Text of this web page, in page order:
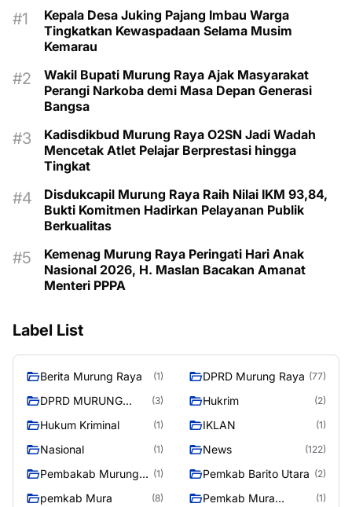
Kepala Desa Juking Pajang Imbau Warga
Tingkatkan Kewaspadaan Selama Musim
Kemarau
Wakil Bupati Murung Raya Ajak Masyarakat
Perangi Narkoba demi Masa Depan Generasi
Bangsa
Kadisdikbud Murung Raya O2SN Jadi Wadah
Mencetak Atlet Pelajar Berprestasi hingga
Tingkat
Disdukcapil Murung Raya Raih Nilai IKM 93,84,
Bukti Komitmen Hadirkan Pelayanan Publik
Berkualitas
Kemenag Murung Raya Peringati Hari Anak
Nasional 2026, H. Maslan Bacakan Amanat
Menteri PPPA
Label List
Berita Murung Raya (1) DPRD Murung Raya (77)
DPRD MURUNG
(3) Hukrim (2)
Hukum Kriminal (1) IKLAN (1)
Nasional (1) News (122)
Pembakab Murung
(1) Pemkab Barito Utara (2)
pemkab Mura (8)
Pemkab Mura
(1)